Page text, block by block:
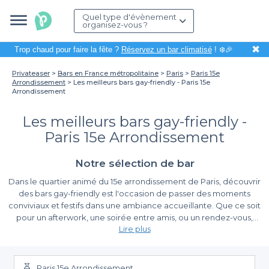
Quel type d'évènement
organisez-vous ?
Trop chaud pour faire la fête ? Réservez un bar climatisé! ❄️🎉 ✖
Privateaser Bars en France métropolitaine Paris
Paris 15e
Arrondissement
Les meilleurs bars gay-friendly - Paris 15e
Arrondissement
Les meilleurs bars gay-friendly -
Paris 15e Arrondissement
Notre sélection de bar
Dans le quartier animé du 15e arrondissement de Paris, découvrir
des bars gay-friendly est l'occasion de passer des moments
conviviaux et festifs dans une ambiance accueillante. Que ce soit
pour un afterwork, une soirée entre amis, ou un rendez-vous,
cette partie de la capitale regorge d'établissements où la
explorer notre sélection des meilleurs bars gay-friendly, où
l'atmosphère chaleureuse rime avec convivialité.
La simplicité de réserver avec Privateaser
Lire plus